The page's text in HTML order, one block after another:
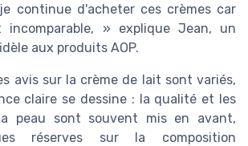
continue d'acheter ces crèmes car
» explique Jean, un
aux produits AOP.
avis sur la crème de lait sont variés,
claire se dessine : la qualité et les
peau sont souvent mis en avant,
réserves sur la composition